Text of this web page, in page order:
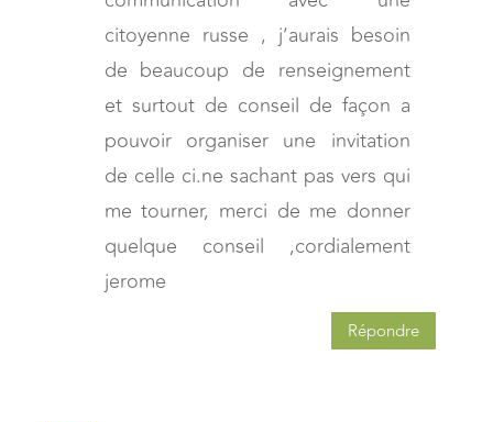
citoyenne russe , j’aurais besoin
de beaucoup de renseignement
et surtout de conseil de façon a
pouvoir organiser une invitation
de celle ci.ne sachant pas vers qui
me tourner, merci de me donner
quelque conseil ,cordialement
jerome
Répondre